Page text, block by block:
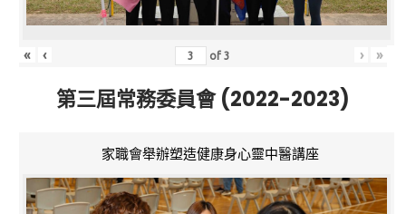
« ‹ of3 › »
第三屆常務委員會 (2022-2023)
家職會舉辦塑造健康身心靈中醫講座